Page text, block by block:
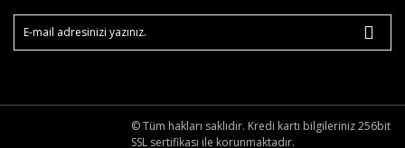
© Tüm hakları saklıdır. Kredi kartı bilgileriniz 256bit
SSL sertifikası ile korunmaktadır.